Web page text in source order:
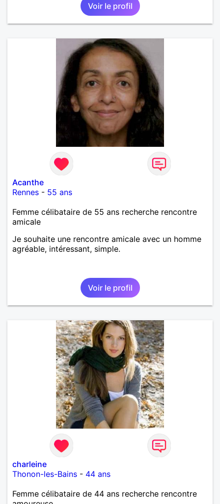
Voir le profil
Acanthe
Rennes - 55 ans
Femme célibataire de 55 ans recherche rencontre
amicale
Je souhaite une rencontre amicale avec un homme
agréable, intéressant, simple.
Voir le profil
charleine
Thonon-les-Bains - 44 ans
Femme célibataire de 44 ans recherche rencontre